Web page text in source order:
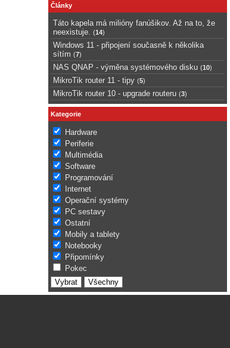
Články
Táto kapela má milióny fanúšikov. Až na to, že
neexistuje.
(14)
Windows 11 - připojení současně k několika
sítím (7)
NAS QNAP - výměna systémového disku (10)
MikroTik router 11 - tipy (5)
MikroTik router 10 - upgrade routeru (3)
Kategorie
Hardware
Periferie
Multimédia
Software
Programování
Internet
Operační systémy
PC sestavy
Ostatní
Mobily a tablety
Notebooky
Připomínky
Pokec